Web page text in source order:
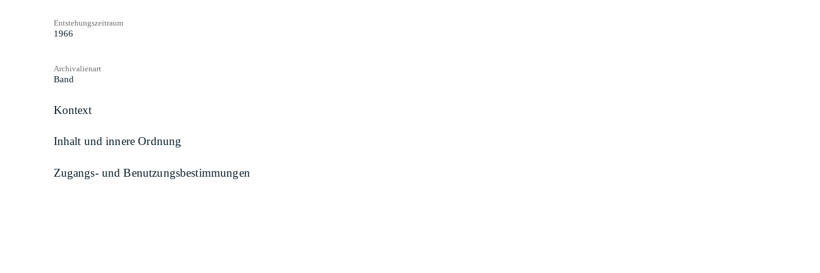
Entstehungszeitraum
1966
Archivalienart
Band
Kontext
Inhalt und innere Ordnung
Zugangs- und Benutzungsbestimmungen